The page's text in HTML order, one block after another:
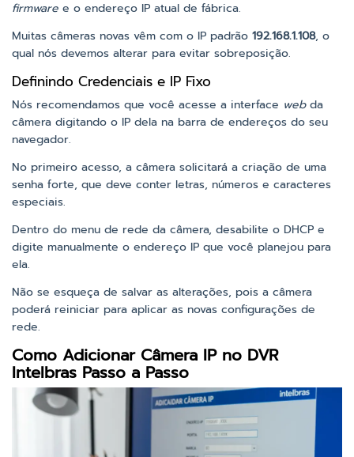
firmware e o endereço IP atual de fábrica.
Muitas câmeras novas vêm com o IP padrão 192.168.1.108, o
qual nós devemos alterar para evitar sobreposição.
Definindo Credenciais e IP Fixo
Nós recomendamos que você acesse a interface webda
câmera digitando o IP dela na barra de endereços do seu
navegador.
No primeiro acesso, a câmera solicitará a criação de uma
senha forte, que deve conter letras, números e caracteres
especiais.
Dentro do menu de rede da câmera, desabilite o DHCP e
digite manualmente o endereço IP que você planejou para
ela.
Não se esqueça de salvar as alterações, pois a câmera
poderá reiniciar para aplicar as novas configurações de
rede.
Como Adicionar Câmera IP no DVR
Intelbras Passo a Passo